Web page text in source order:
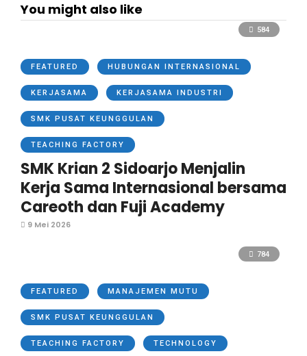
You might also like
584
FEATURED HUBUNGAN INTERNASIONAL
KERJASAMA KERJASAMA INDUSTRI
SMK PUSAT KEUNGGULAN
TEACHING FACTORY
SMK Krian 2 Sidoarjo Menjalin
Kerja Sama Internasional bersama
Careoth dan Fuji Academy
9 Mei 2026
784
FEATURED MANAJEMEN MUTU
SMK PUSAT KEUNGGULAN
TEACHING FACTORY TECHNOLOGY